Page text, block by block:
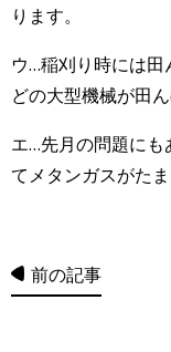
ります。
ウ…稲刈り時には
どの大型機械が田
エ…先月の問題にも
てメタンガスがた
前の記事